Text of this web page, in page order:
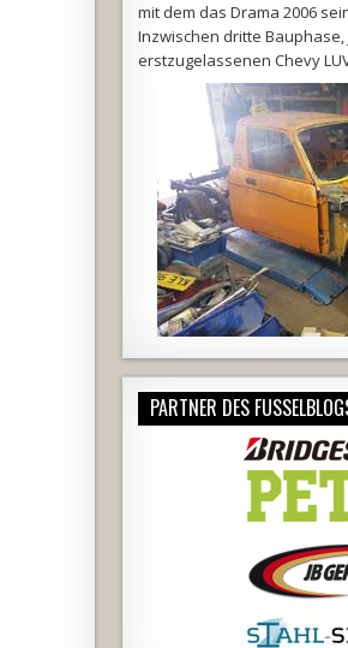
mit dem das Drama 2006
Inzwischen dritte
erstzugelassenen Chevy
PARTNER DES